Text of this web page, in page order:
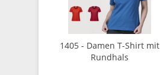
1405 - Damen T-Shirt mit
Rundhals